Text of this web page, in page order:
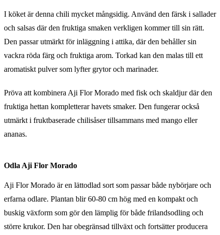
I köket är denna chili mycket mångsidig. Använd den färsk i sallader
och salsas där den fruktiga smaken verkligen kommer till sin rätt.
Den passar utmärkt för inläggning i attika, där den behåller sin
vackra röda färg och fruktiga arom. Torkad kan den malas till ett
aromatiskt pulver som lyfter grytor och marinader.
Pröva att kombinera Aji Flor Morado med fisk och skaldjur där den
fruktiga hettan kompletterar havets smaker. Den fungerar också
utmärkt i fruktbaserade chilisåser tillsammans med mango eller
ananas.
Odla Aji Flor Morado
Aji Flor Morado är en lättodlad sort som passar både nybörjare och
erfarna odlare. Plantan blir 60-80 cm hög med en kompakt och
buskig växform som gör den lämplig för både frilandsodling och
större krukor. Den har obegränsad tillväxt och fortsätter producera